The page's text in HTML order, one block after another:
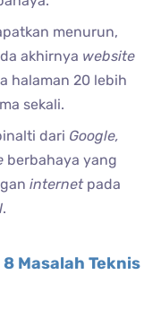
menurun,
akhirnya website
halaman 20 lebih
sekali.
dari Google,
berbahaya yang
internet pada
.
Masalah Teknis